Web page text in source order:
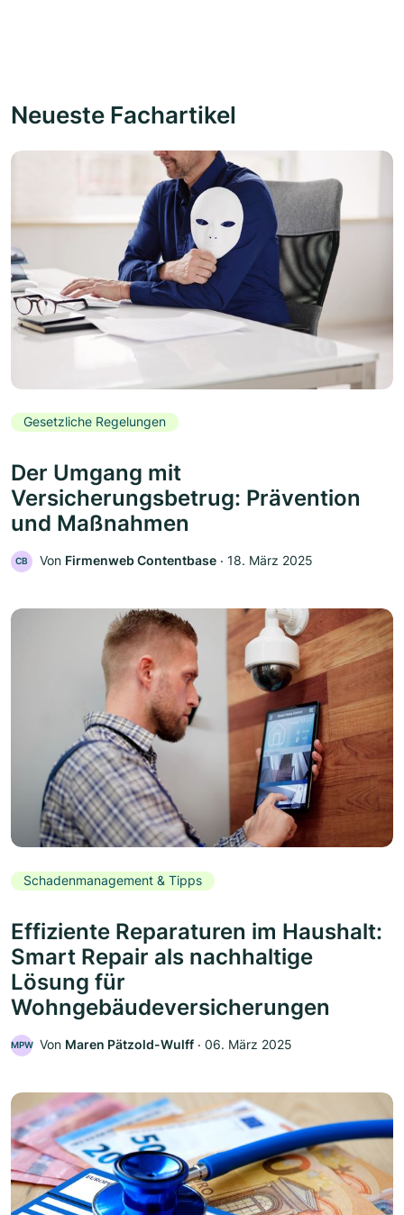
Neueste Fachartikel
Gesetzliche Regelungen
Der Umgang mit
Versicherungsbetrug: Prävention
und Maßnahmen
CB Von Firmenweb Contentbase ‧ 18. März 2025
Schadenmanagement & Tipps
Effiziente Reparaturen im Haushalt:
Smart Repair als nachhaltige
Lösung für
Wohngebäudeversicherungen
MPW Von Maren Pätzold-Wulff ‧ 06. März 2025